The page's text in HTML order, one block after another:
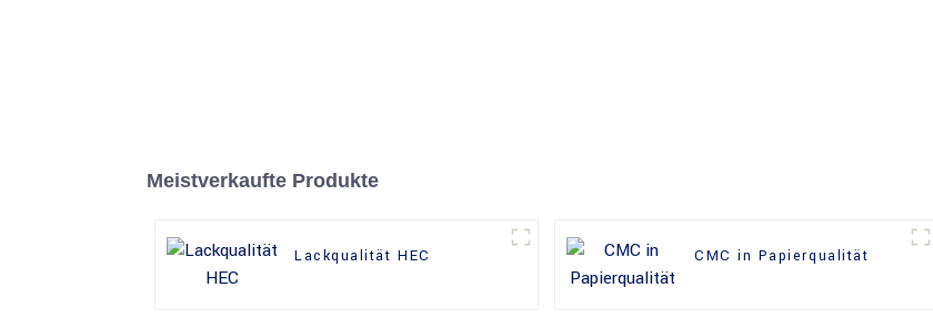
Meistverkaufte Produkte
Lackqualität HEC CMC in Papierqualität